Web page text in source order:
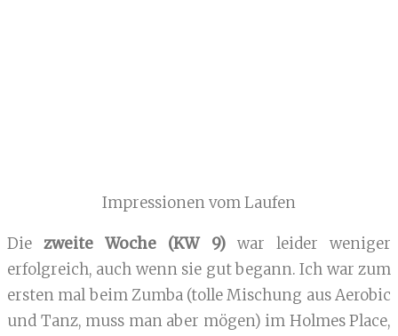
Impressionen vom Laufen
Diezweite Woche (KW 9)war leider weniger
erfolgreich, auch wenn sie gut begann. Ich war zum
ersten mal beim Zumba (tolle Mischung aus Aerobic
und Tanz, muss man aber mögen) im Holmes Place,